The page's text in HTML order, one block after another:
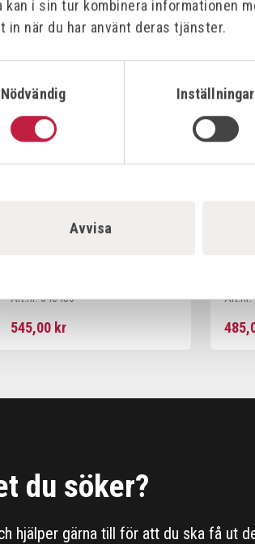
kan i sin tur kombinera informationen
in när du har använt deras tjänster.
Nödvändig
Inställningar
Avvisa
Art.nr:343450
545,00 kr
Art.nr:
du söker?
hjälper gärna till för att du ska få ut